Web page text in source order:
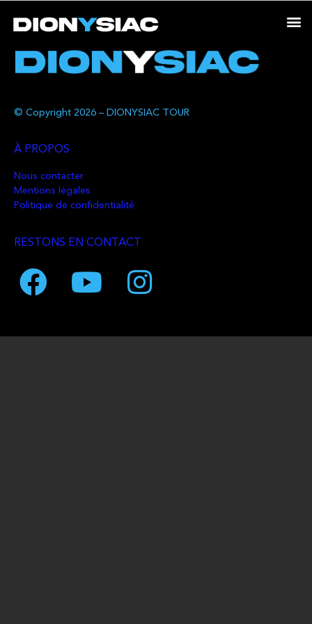
© Copyright 2026 – DIONYSIAC TOUR
À PROPOS
Nous contacter
Mentions légales
Politique de confidentialité
RESTONS EN CONTACT